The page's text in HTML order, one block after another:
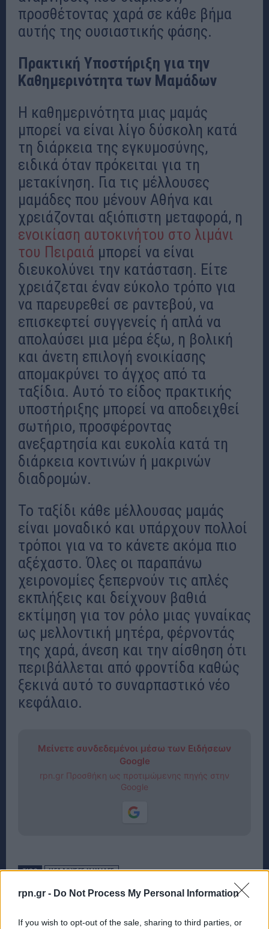
rpn.gr - Do Not Process My Personal Information
If you wish to opt-out of the sale, sharing to third parties, or
προσθέτοντας χαρά σε κάθε βήμα
αυτής της ουσιαστικής φάσης.
Πρακτική Υποστήριξη για την
Καθημερινότητα των Μαμάδων
Η καθημερινότητα μιας μαμάς
μπορεί να είναι λίγο δύσκολη κατά
τη διάρκεια της εγκυμοσύνης,
ειδικά όταν πρόκειται για τη
μετακίνηση. Για τις μέλλουσες
μαμάδες που μένουν Αθήνα και
χρειάζονται αξιόπιστη μεταφορά, η
ενοικίαση αυτοκινήτου στο λιμάνι
του Πειραιά μπορεί να είναι
διευκολύνει την κατάσταση. Είτε
χρειάζεται έναν εύκολο τρόπο για
να παρευρεθεί σε ραντεβού, να
επισκεφτεί συγγενείς ή απλά να
απολαύσει μια μέρα έξω, η βολική
και άνετη επιλογή ενοικίασης
απομακρύνει το άγχος από τα
ταξίδια. Αυτό το είδος πρακτικής
υποστήριξης μπορεί να αποδειχθεί
σωτήριο, προσφέροντας
ανεξαρτησία και ευκολία κατά τη
διάρκεια κοντινών ή μακρινών
διαδρομών.
Το ταξίδι κάθε μέλλουσας μαμάς
είναι μοναδικό και υπάρχουν πολλοί
τρόποι για να το κάνετε ακόμα πιο
αξέχαστο. Όλες οι παραπάνω
χειρονομίες ξεπερνούν τις απλές
εκπλήξεις και δείχνουν βαθιά
εκτίμηση για τον ρόλο μιας γυναίκας
ως μελλοντική μητέρα, φέρνοντάς
της χαρά, άνεση και την αίσθηση ότι
περιβάλλεται από φροντίδα καθώς
ξεκινά αυτό το συναρπαστικό νέο
κεφάλαιο.
Μείνετε συνδεδεμένοι μέσω των Ειδήσεων
Google
rpn.gr Προσθήκη ως προτιμώμενης πηγής στην
Google
TAGS ΜΕΛΛΟΥΣΕΣ ΜΑΜΑΔΕΣ